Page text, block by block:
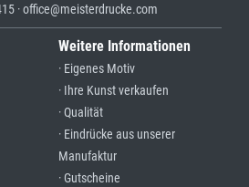
· office@meisterdrucke.com
Weitere Informationen
· Eigenes Motiv
· Ihre Kunst verkaufen
· Qualität
· Eindrücke aus unserer
Manufaktur
· Gutscheine